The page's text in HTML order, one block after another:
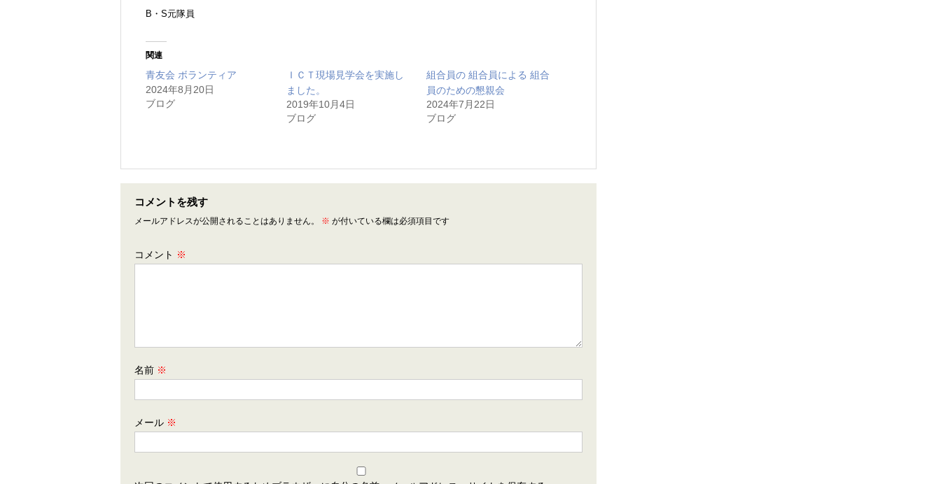
B・S元隊員
関連
青友会 ボランティア
2024年8月20日
ブログ
ＩＣＴ現場見学会を実施し
ました。
2019年10月4日
ブログ
組合員の 組合員による 組合
員のための懇親会
2024年7月22日
ブログ
コメントを残す
メールアドレスが公開されることはありません。 ※ が付いている欄は必須項目です
コメント ※
名前 ※
メール ※